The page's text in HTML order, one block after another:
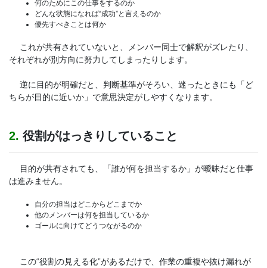
何のためにこの仕事をするのか
どんな状態になれば“成功”と言えるのか
優先すべきことは何か
これが共有されていないと、メンバー同士で解釈がズレたり、
それぞれが別方向に努力してしまったりします。
逆に目的が明確だと、判断基準がそろい、迷ったときにも「ど
ちらが目的に近いか」で意思決定がしやすくなります。
2. 役割がはっきりしていること
目的が共有されても、「誰が何を担当するか」が曖昧だと仕事
は進みません。
自分の担当はどこからどこまでか
他のメンバーは何を担当しているか
ゴールに向けてどうつながるのか
この“役割の見える化”があるだけで、作業の重複や抜け漏れが